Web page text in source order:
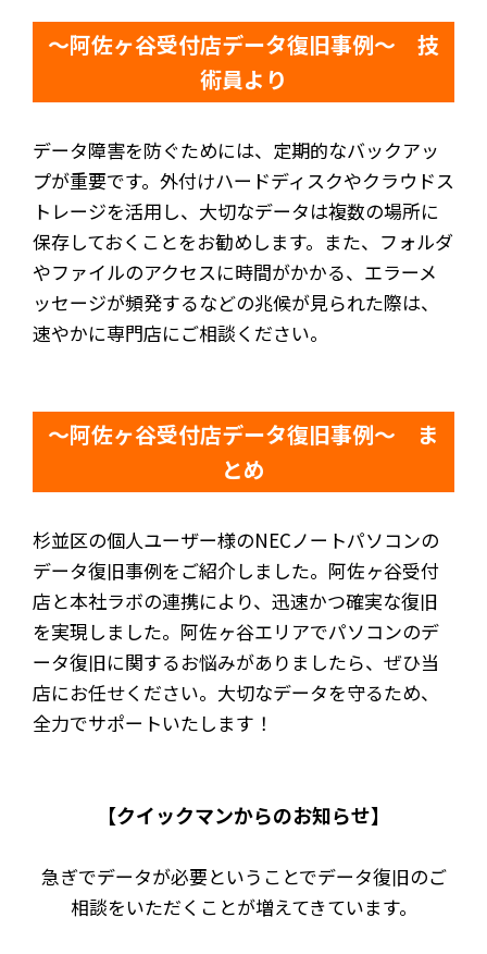
～阿佐ヶ谷受付店データ復旧事例～ 技
術員より
データ障害を防ぐためには、定期的なバックアッ
プが重要です。外付けハードディスクやクラウドス
トレージを活用し、大切なデータは複数の場所に
保存しておくことをお勧めします。また、フォルダ
やファイルのアクセスに時間がかかる、エラーメ
ッセージが頻発するなどの兆候が見られた際は、
速やかに専門店にご相談ください。
～阿佐ヶ谷受付店データ復旧事例～ ま
とめ
杉並区の個人ユーザー様のNECノートパソコンの
データ復旧事例をご紹介しました。阿佐ヶ谷受付
店と本社ラボの連携により、迅速かつ確実な復旧
を実現しました。阿佐ヶ谷エリアでパソコンのデ
ータ復旧に関するお悩みがありましたら、ぜひ当
店にお任せください。大切なデータを守るため、
全力でサポートいたします！
【クイックマンからのお知らせ】
急ぎでデータが必要ということでデータ復旧のご
相談をいただくことが増えてきています。